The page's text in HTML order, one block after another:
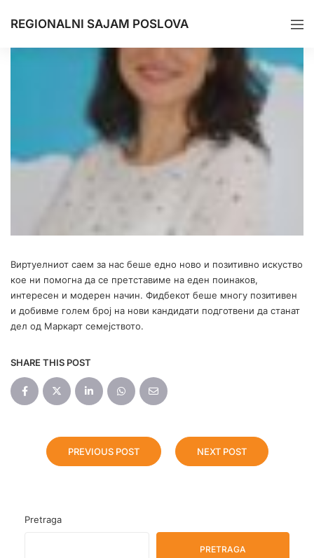
REGIONALNI SAJAM POSLOVA
Виртуелниот саем за нас беше едно ново и позитивно искуство
кое ни помогна да се претставиме на еден поинаков,
интересен и модерен начин. Фидбекот беше многу позитивен
и добивме голем број на нови кандидати подготвени да станат
дел од Маркарт семејството.
SHARE THIS POST
PREVIOUS POST NEXT POST
Pretraga
PRETRAGA